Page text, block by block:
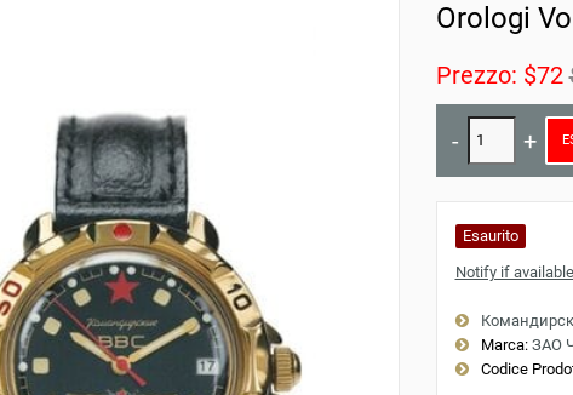
Orologi
Prezzo: $72
Esaurito
Notify if available
Marca: ЗАО
Codice